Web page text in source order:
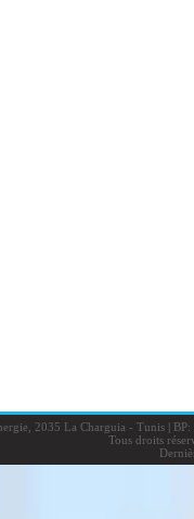
2035 La Charguia - Tunis |BP:
Tous droits